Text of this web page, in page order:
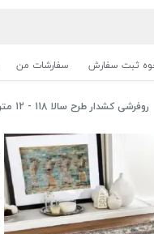
ثبت سفارش سفارشات من
روفرشی کشدار طرح سالا 118 - 12 متری